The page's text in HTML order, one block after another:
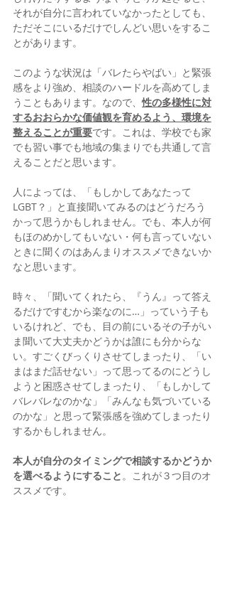
それが自分に言われていなかったとしても、
ただそこにいるだけでしんどい思いをするこ
とがあります。
このような状況は「バレたらやばい」と緊張
感をより強め、相談のハードルを高めてしま
うこともあります。なので、性の多様性に対
するおおらかな価値観を育めるよう、環境を
整えることが重要です。これは、学校でも家
でも習い事でも地域の集まりでも共通して言
えることだと思います。
人によっては、「もしかしてあなたって
LGBT？」と直接聞いてみるのはどうだろう
かって思うかもしれません。でも、本人が何
もほのめかしてもいない・何も言っていない
ときに聞くのはあんまりオススメできないか
なと思います。
時々、「聞いてくれたら、『うん』って答え
るだけですむから楽なのに…」っていう子も
いるけれど、でも、目の前にいるその子がい
ま聞いて大丈夫かどうかは誰にも分からな
い。すごくびっくりさせてしまったり、「い
まはまだ話せない」って思ってるのにどうし
ようと困惑させてしまったり、「もしかして
バレバレなのかな」「みんなも気づいている
のかな」と思って緊張感を強めてしまったり
するかもしれません。
本人が自分のタイミングで相談するかどうか
を選べるようにすること。これが３つ目のオ
ススメです。